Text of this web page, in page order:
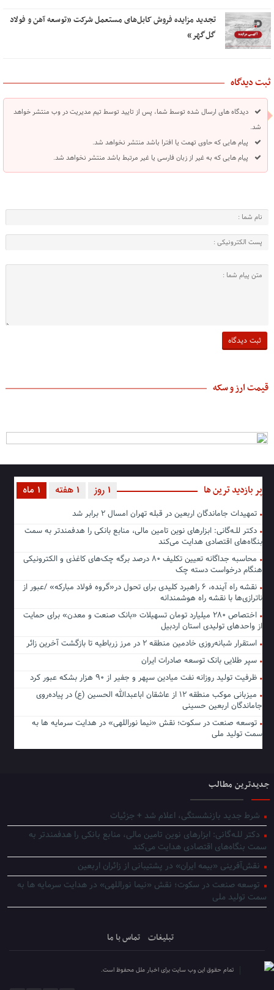
تجدید مزایده فروش کابل‌های مستعمل شرکت «توسعه آهن و فولاد
گل‌گهر»
ثبت دیدگاه
دیدگاه های ارسال شده توسط شما، پس از تایید توسط تیم مدیریت در وب منتشر خواهد
شد.
پیام هایی که حاوی تهمت یا افترا باشد منتشر نخواهد شد.
پیام هایی که به غیر از زبان فارسی یا غیر مرتبط باشد منتشر نخواهد شد.
قیمت ارز و سکه
پر بازدید ترین ها 1 ماه 1 هفته 1 روز
تمهیدات جاماندگان اربعین در قبله تهران امسال ۲ برابر شد
دکتر للـه‌گانی: ابزارهای نوین تامین مالی، منابع بانکی را هدفمندتر به سمت
بنگاه‌های اقتصادی هدایت می‌کند
محاسبه جداگانه تعیین تکلیف ۸۰ درصد برگه چک‌های کاغذی و الکترونیکی
هنگام درخواست دسته چک
نقشه راه آینده، ۶ راهبرد کلیدی برای تحول در«گروه فولاد مبارکه» /عبور از
ناترازی‌ها با نقشه راه هوشمندانه
اختصاص ۲۸۰ میلیارد تومان تسهیلات «بانک صنعت و معدن» برای حمایت
از واحدهای تولیدی استان اردبیل
استقرار شبانه‌روزی خادمین منطقه ۲ در مرز زرباطیه تا بازگشت آخرین زائر
سپر طلایی بانک توسعه صادرات ایران
ظرفیت تولید روزانه نفت میادین سپهر و جفیر از ۹۰ هزار بشکه عبور کرد
میزبانی موکب منطقه ۱۲ از عاشقان اباعبدالله الحسین (ع) در پیاده‌روی
جاماندگان اربعین حسینی
توسعه صنعت در سکوت؛ نقش «نیما نوراللهی» در هدایت سرمایه ها به
سمت تولید ملی
جدیدترین مطالب
شرط جدید بازنشستگی، اعلام شد + جزئیات
دکتر للـه‌گانی: ابزارهای نوین تامین مالی، منابع بانکی را هدفمندتر به
سمت بنگاه‌های اقتصادی هدایت می‌کند
نقش‌آفرینی «بیمه ایران» در پشتیبانی از زائران اربعین
توسعه صنعت در سکوت؛ نقش «نیما نوراللهی» در هدایت سرمایه ها به
سمت تولید ملی
تبلیغات تماس با ما
تمام حقوق این وب سایت برای اخبار ملل محفوظ است.